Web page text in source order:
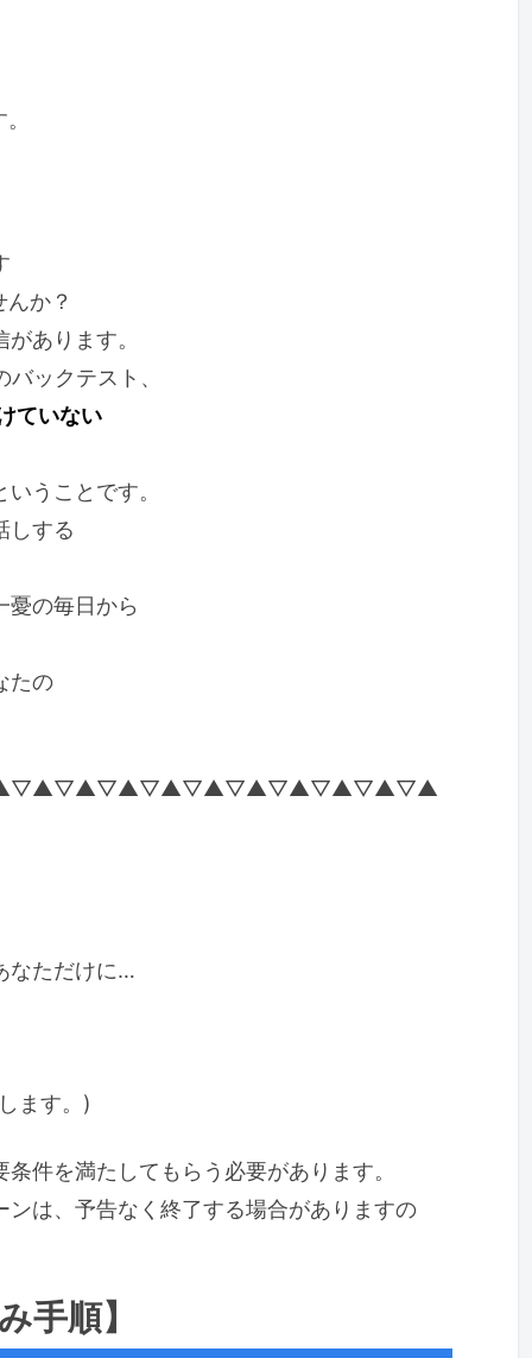
か？
あります。
ックテスト、
ていない
いうことです。
しする
憂の毎日から
たの
なただけに…
ます。)
件を満たしてもらう必要があります。
ンは、予告なく終了する場合がありますの
手順】